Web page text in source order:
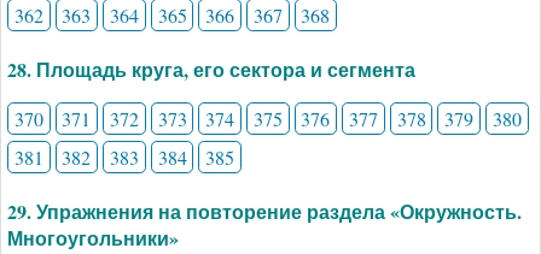
362
363 364 365 366 367 368
28. Площадь круга, его сектора и сегмента
370 371 372 373 374 375 376 377 378 379
380
381
382 383 384 385
29. Упражнения на повторение раздела «Окружность.
Многоугольники»